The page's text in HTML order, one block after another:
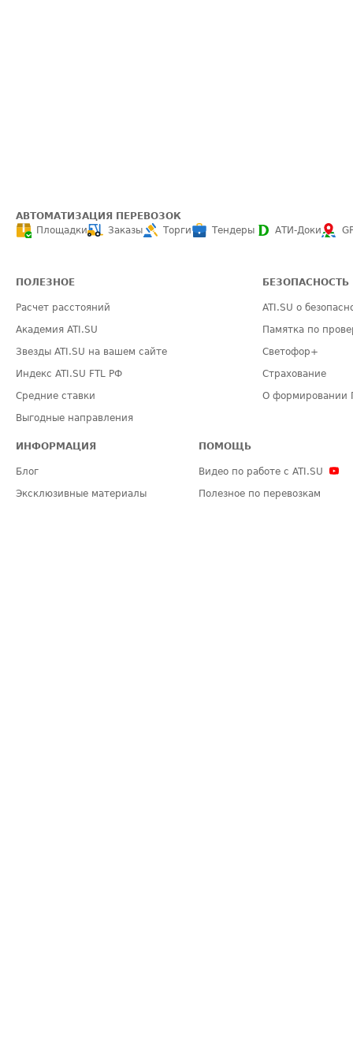
АВТОМАТИЗАЦИЯ ПЕРЕВОЗОК
Площадки
Заказы Торги Тендеры АТИ-Доки
ПОЛЕЗНОЕ
Расчет расстояний
Академия ATI.SU
Звезды ATI.SU на вашем сайте
Индекс ATI.SU FTL РФ
Средние ставки
Выгодные направления
БЕЗОПАСНОСТЬ
ATI.SU о
Памятка по
Светофор+
Страхование
О формировании
ИНФОРМАЦИЯ
Блог
Эксклюзивные материалы
ПОМОЩЬ
Видео по работе с ATI.SU
Полезное по перевозкам